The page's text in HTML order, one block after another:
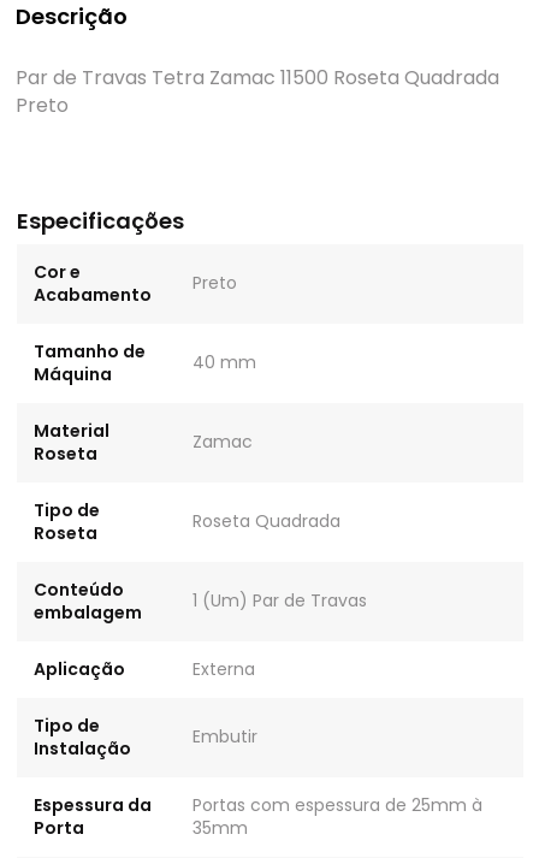
Descrição
Par de Travas Tetra Zamac 11500 Roseta Quadrada
Preto
Especificações
Cor e
Acabamento
Preto
Tamanho de
Máquina
40 mm
Material
Roseta
Zamac
Tipo de
Roseta
Roseta Quadrada
Conteúdo
embalagem
1 (Um) Par de Travas
Aplicação Externa
Tipo de
Instalação
Embutir
Espessura da
Porta
Portas com espessura de 25mm à
35mm